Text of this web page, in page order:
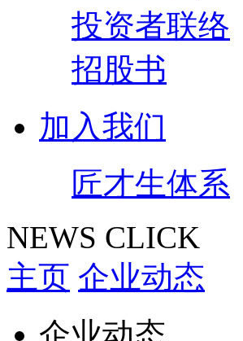
投资者联络
招股书
加入我们
匠才生体系
NEWS CLICK
主页 企业动态